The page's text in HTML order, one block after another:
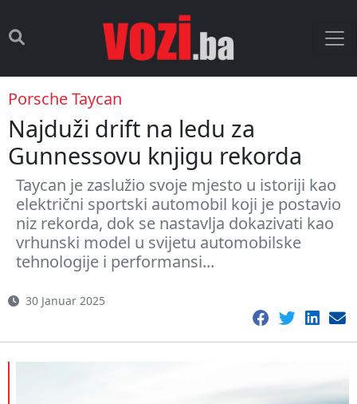
Porsche Taycan
Najduži drift na ledu za
Gunnessovu knjigu rekorda
Taycan je zaslužio svoje mjesto u istoriji kao
električni sportski automobil koji je postavio
niz rekorda, dok se nastavlja dokazivati kao
vrhunski model u svijetu automobilske
tehnologije i performansi...
30 Januar 2025